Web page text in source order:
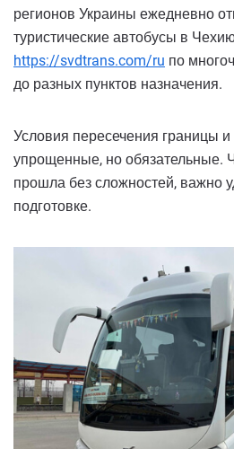
регионов Украины ежедневно
туристические автобусы в
https://svdtrans.com/ru по
до разных пунктов назначения.
Условия пересечения границы
упрощенные, но обязательные.
прошла без сложностей, важно
подготовке.